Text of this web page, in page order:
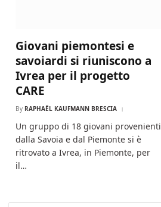
Giovani piemontesi e
savoiardi si riuniscono a
Ivrea per il progetto
CARE
By RAPHAËL KAUFMANN BRESCIA
Un gruppo di 18 giovani provenienti
dalla Savoia e dal Piemonte si è
ritrovato a Ivrea, in Piemonte, per
il…